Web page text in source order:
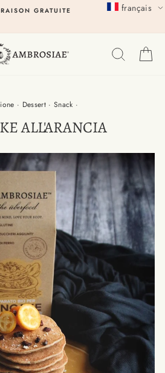
GRATUITE
· Dessert ·Snack ·
ALL'ARANCIA
français